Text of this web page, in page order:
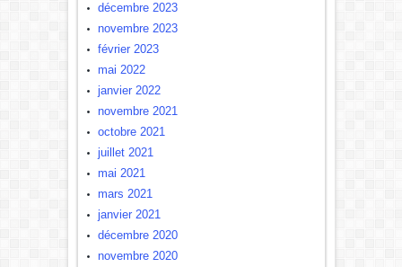
décembre 2023
novembre 2023
février 2023
mai 2022
janvier 2022
novembre 2021
octobre 2021
juillet 2021
mai 2021
mars 2021
janvier 2021
décembre 2020
novembre 2020